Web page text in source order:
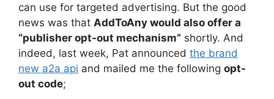
can use for targeted advertising. But the good
news was that AddToAny would also offer a
“publisher opt-out mechanism” shortly. And
indeed, last week, Pat announced the brand
new a2a api and mailed me the following opt-
out code;